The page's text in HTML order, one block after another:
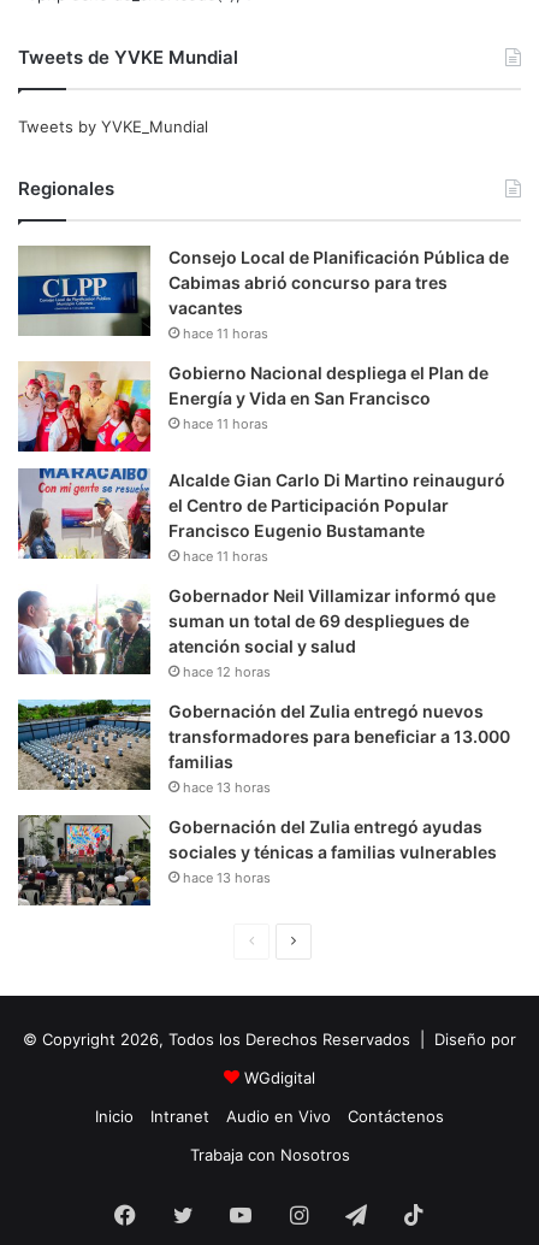
Tweets de YVKE Mundial
Tweets by YVKE_Mundial
Regionales
Consejo Local de Planificación Pública de
Cabimas abrió concurso para tres
vacantes
hace 11 horas
Gobierno Nacional despliega el Plan de
Energía y Vida en San Francisco
hace 11 horas
Alcalde Gian Carlo Di Martino reinauguró
el Centro de Participación Popular
Francisco Eugenio Bustamante
hace 11 horas
Gobernador Neil Villamizar informó que
suman un total de 69 despliegues de
atención social y salud
hace 12 horas
Gobernación del Zulia entregó nuevos
transformadores para beneficiar a 13.000
familias
hace 13 horas
Gobernación del Zulia entregó ayudas
sociales y ténicas a familias vulnerables
hace 13 horas
i
n
a
u
i
e
e
© Copyright 2026, Todos los Derechos Reservados | Diseño por
WGdigital
Inicio
Intranet Audio en Vivo
Contáctenos
Trabaja con Nosotros
Facebook
Twitter YouTubeInstagramTelegram